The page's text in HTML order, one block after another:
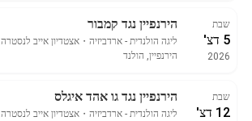
שבת
5 דצ'
2026
הירנפיין נגד קמבור
ליגה הולנדית - ארדביזיה ・ אצטדיון אייב לנסטרה
הירנפיין, הולנד
שבת
12 דצ'
הירנפיין נגד גו אהד איגלס
ליגה הולנדית - ארדביזיה ・ אצטדיון אייב לנסטרה